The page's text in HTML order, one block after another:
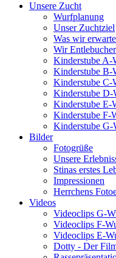
Unsere Zucht
Wurfplanung
Unser Zuchtziel
Was wir
Wir Entlebucher
Kinderstube A-
Kinderstube B-
Kinderstube C-
Kinderstube D-
Kinderstube E-
Kinderstube F-
Kinderstube G-
Bilder
Fotogrüße
Unsere
Stinas erstes
Impressionen
Herrchens
Videos
Videoclips G-
Videoclips F-
Videoclips E-
Dotty - Der